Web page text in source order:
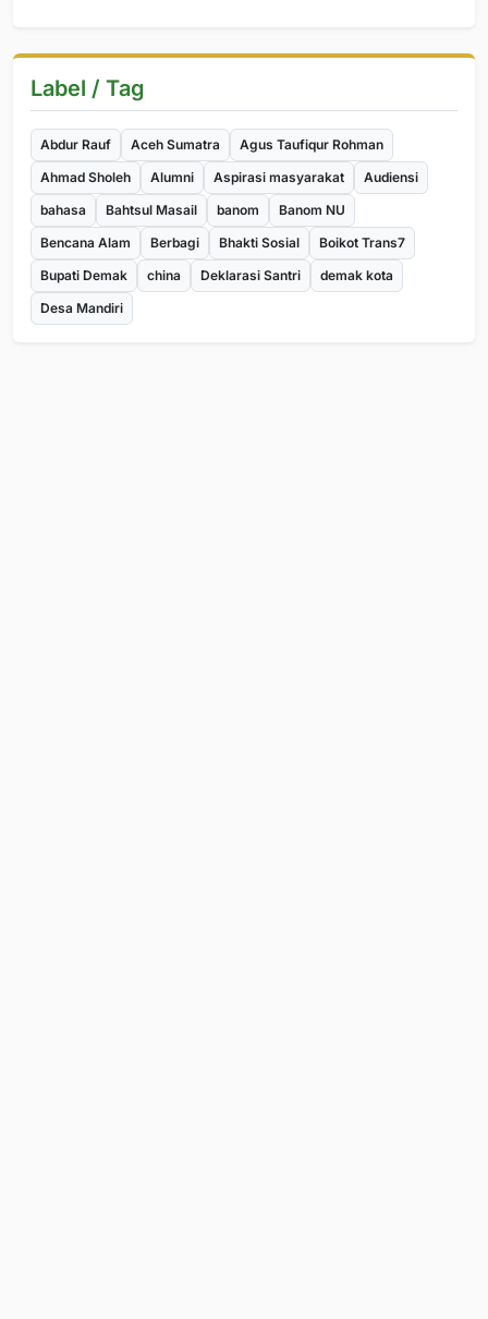
Label / Tag
Abdur Rauf Aceh Sumatra
Agus Taufiqur Rohman
Ahmad Sholeh
Alumni Aspirasi masyarakat
Audiensi
bahasa
Bahtsul Masail banom
Banom NU
Bencana Alam
Berbagi Bhakti Sosial
Boikot Trans7
Bupati Demak
china Deklarasi Santri
demak kota
Desa Mandiri